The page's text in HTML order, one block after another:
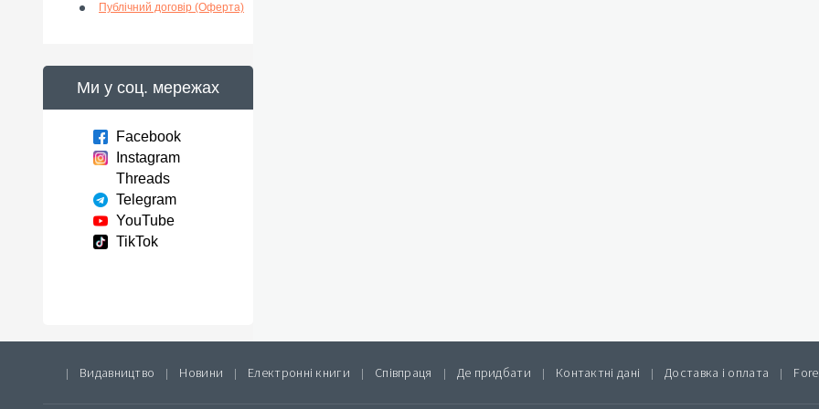
Публічний договір (Оферта)
Ми у соц. мережах
Facebook
Instagram
Threads
Telegram
YouTube
TikTok
| Видавництво | Новини | Електронні книги | Співпраця | Де придбати | Контактні дані | Доставка і оплата |